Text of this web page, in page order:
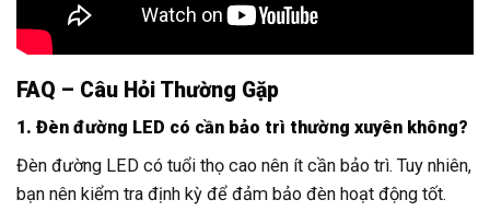
FAQ – Câu Hỏi Thường Gặp
1. Đèn đường LED có cần bảo trì thường xuyên không?
Đèn đường LED có tuổi thọ cao nên ít cần bảo trì. Tuy nhiên,
bạn nên kiểm tra định kỳ để đảm bảo đèn hoạt động tốt.